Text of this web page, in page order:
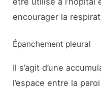
encourager la
Épanchement pleural
Il s’agit d’une
l’espace entre la